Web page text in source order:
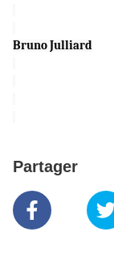
Bruno Julliard
Partager